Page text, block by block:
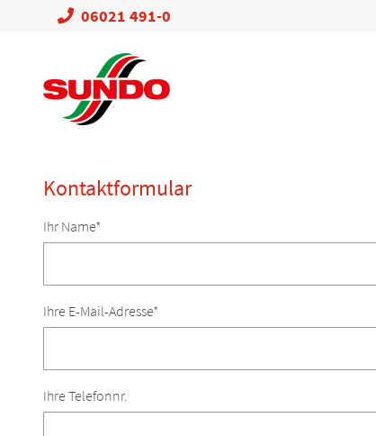
06021 491-0
Kontaktformular
Pflichtfeld
Ihr Name*
Pflichtfeld
Ihre E-Mail-Adresse*
Ihre Telefonnr.